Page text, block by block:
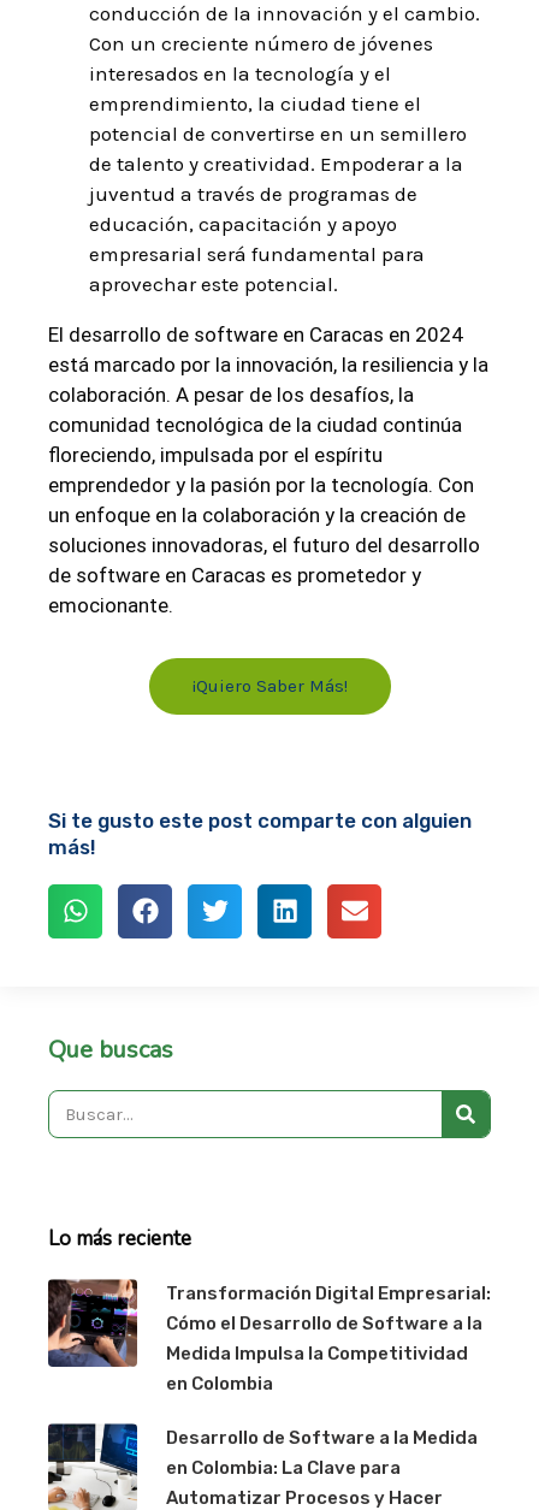
conducción de la innovación y el cambio.
Con un creciente número de jóvenes
interesados en la tecnología y el
emprendimiento, la ciudad tiene el
potencial de convertirse en un semillero
de talento y creatividad. Empoderar a la
juventud a través de programas de
educación, capacitación y apoyo
empresarial será fundamental para
aprovechar este potencial.
El desarrollo de software en Caracas en 2024
está marcado por la innovación, la resiliencia y la
colaboración. A pesar de los desafíos, la
comunidad tecnológica de la ciudad continúa
floreciendo, impulsada por el espíritu
emprendedor y la pasión por la tecnología. Con
un enfoque en la colaboración y la creación de
soluciones innovadoras, el futuro del desarrollo
de software en Caracas es prometedor y
emocionante.
¡Quiero Saber Más!
Si te gusto este post comparte con alguien
más!
Que buscas
Search
Lo más reciente
Transformación Digital Empresarial:
Cómo el Desarrollo de Software a la
Medida Impulsa la Competitividad
en Colombia
Desarrollo de Software a la Medida
en Colombia: La Clave para
Automatizar Procesos y Hacer